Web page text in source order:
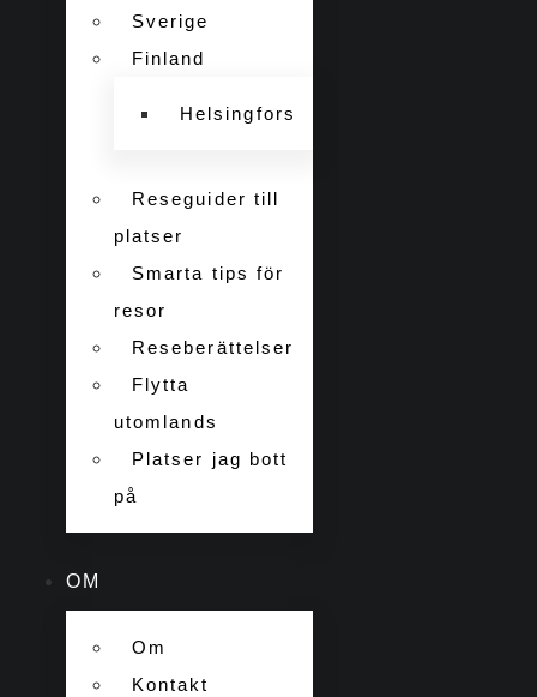
Sverige
Finland
Helsingfors
Reseguider till
platser
Smarta tips för
resor
Reseberättelser
Flytta
utomlands
Platser jag bott
på
OM
Om
Kontakt